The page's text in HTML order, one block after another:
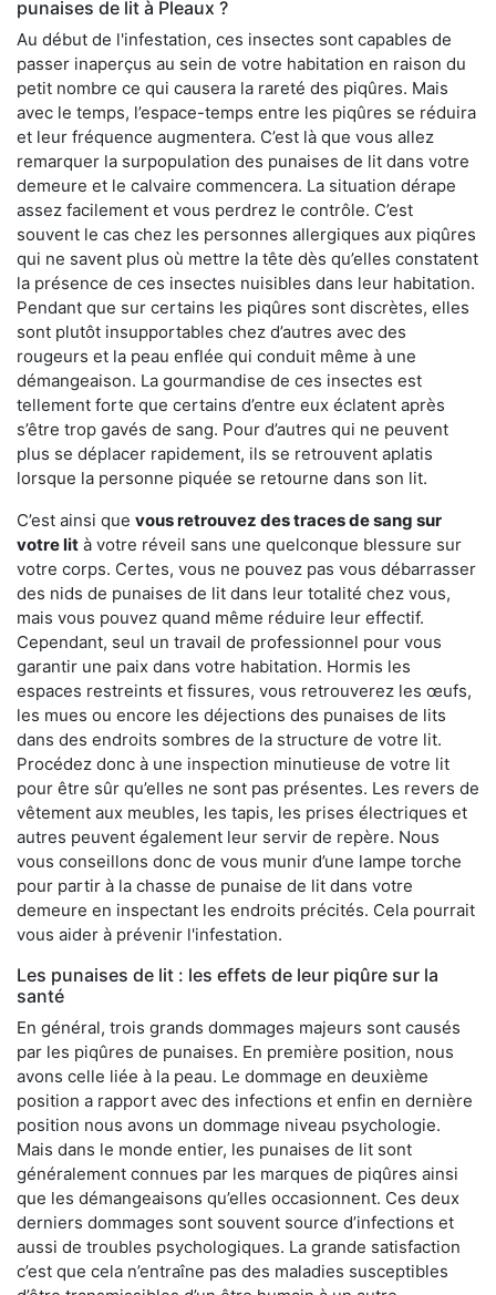
punaises de lit à Pleaux ?
Au début de l'infestation, ces insectes sont capables de
passer inaperçus au sein de votre habitation en raison du
petit nombre ce qui causera la rareté des piqûres. Mais
avec le temps, l’espace-temps entre les piqûres se réduira
et leur fréquence augmentera. C’est là que vous allez
remarquer la surpopulation des punaises de lit dans votre
demeure et le calvaire commencera. La situation dérape
assez facilement et vous perdrez le contrôle. C’est
souvent le cas chez les personnes allergiques aux piqûres
qui ne savent plus où mettre la tête dès qu’elles constatent
la présence de ces insectes nuisibles dans leur habitation.
Pendant que sur certains les piqûres sont discrètes, elles
sont plutôt insupportables chez d’autres avec des
rougeurs et la peau enflée qui conduit même à une
démangeaison. La gourmandise de ces insectes est
tellement forte que certains d’entre eux éclatent après
s’être trop gavés de sang. Pour d’autres qui ne peuvent
plus se déplacer rapidement, ils se retrouvent aplatis
lorsque la personne piquée se retourne dans son lit.
C’est ainsi que vous retrouvez des traces de sang sur
votre lit à votre réveil sans une quelconque blessure sur
votre corps. Certes, vous ne pouvez pas vous débarrasser
des nids de punaises de lit dans leur totalité chez vous,
mais vous pouvez quand même réduire leur effectif.
Cependant, seul un travail de professionnel pour vous
garantir une paix dans votre habitation. Hormis les
espaces restreints et fissures, vous retrouverez les œufs,
les mues ou encore les déjections des punaises de lits
dans des endroits sombres de la structure de votre lit.
Procédez donc à une inspection minutieuse de votre lit
pour être sûr qu’elles ne sont pas présentes. Les revers de
vêtement aux meubles, les tapis, les prises électriques et
autres peuvent également leur servir de repère. Nous
vous conseillons donc de vous munir d’une lampe torche
pour partir à la chasse de punaise de lit dans votre
demeure en inspectant les endroits précités. Cela pourrait
vous aider à prévenir l'infestation.
Les punaises de lit : les effets de leur piqûre sur la
santé
En général, trois grands dommages majeurs sont causés
par les piqûres de punaises. En première position, nous
avons celle liée à la peau. Le dommage en deuxième
position a rapport avec des infections et enfin en dernière
position nous avons un dommage niveau psychologie.
Mais dans le monde entier, les punaises de lit sont
généralement connues par les marques de piqûres ainsi
que les démangeaisons qu’elles occasionnent. Ces deux
derniers dommages sont souvent source d’infections et
aussi de troubles psychologiques. La grande satisfaction
c’est que cela n’entraîne pas des maladies susceptibles